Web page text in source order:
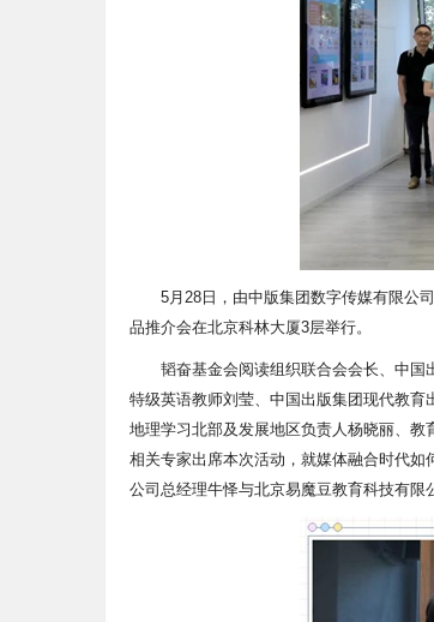
5月28日，由中版集团数字传媒有限公
品推介会在北京科林大厦3层举行。
韬奋基金会阅读组织联合会会长、中
特级英语教师刘莹、中国出版集团现代教
地理学习北部及发展地区负责人杨晓丽、
相关专家出席本次活动，就媒体融合时代
公司总经理牛怿与北京易魔豆教育科技有限